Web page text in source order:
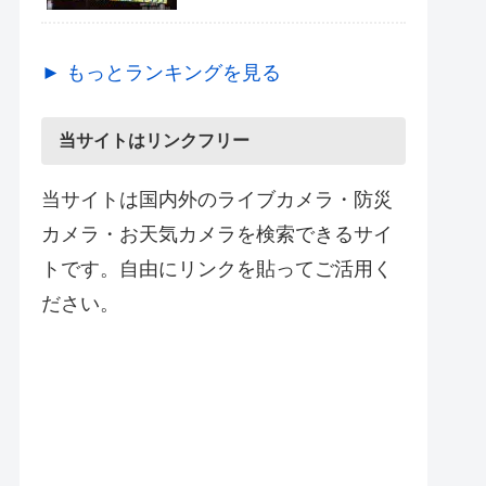
► もっとランキングを見る
当サイトはリンクフリー
当サイトは国内外のライブカメラ・防災
カメラ・お天気カメラを検索できるサイ
トです。自由にリンクを貼ってご活用く
ださい。